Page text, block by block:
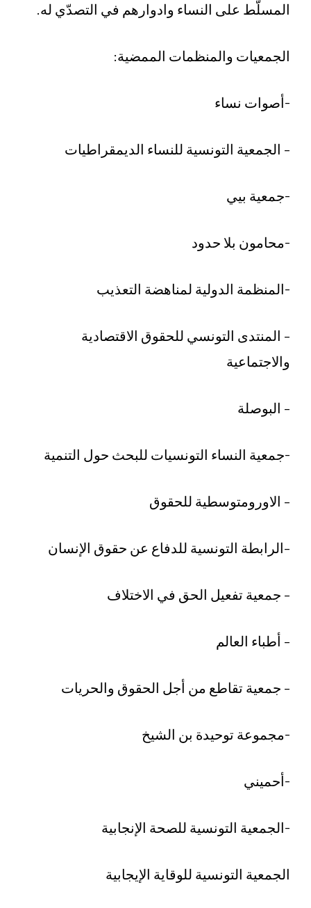
المسلّط على النساء وادوارهم في التصدّي له.
الجمعيات والمنظمات الممضية:
-أصوات نساء
– الجمعية التونسية للنساء الديمقراطيات
-جمعية بيي
-محامون بلا حدود
-المنظمة الدولية لمناهضة التعذيب
– المنتدى التونسي للحقوق الاقتصادية
والاجتماعية
– البوصلة
-جمعية النساء التونسيات للبحث حول التنمية
– الاورومتوسطية للحقوق
–الرابطة التونسية للدفاع عن حقوق الإنسان
– جمعية تفعيل الحق في الاختلاف
– أطباء العالم
– جمعية تقاطع من أجل الحقوق والحريات
-مجموعة توحيدة بن الشيخ
-أحميني
-الجمعية التونسية للصحة الإنجابية
الجمعية التونسية للوقاية الإيجابية